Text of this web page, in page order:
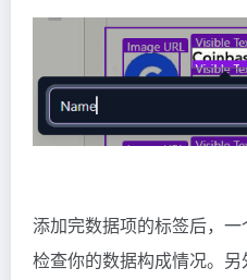
添加完数据项的标签后，
检查你的数据构成情况。